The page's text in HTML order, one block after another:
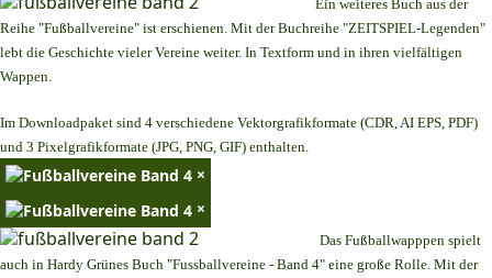
Ein weiteres Buch aus der
Reihe "Fußballvereine" ist erschienen. Mit der Buchreihe "ZEITSPIEL-Legenden"
lebt die Geschichte vieler Vereine weiter. In Textform und in ihren vielfältigen
Wappen.
Im Downloadpaket sind 4 verschiedene Vektorgrafikformate (CDR, AI EPS, PDF)
und 3 Pixelgrafikformate (JPG, PNG, GIF) enthalten.
×
×
Das Fußballwapppen spielt
auch in Hardy Grünes Buch "Fussballvereine - Band 4" eine große Rolle. Mit der